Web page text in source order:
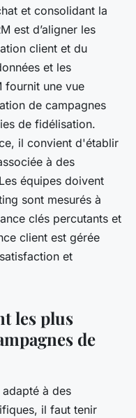
et consolidant la
est d’aligner les
client et du
et les
fournit une vue
de campagnes
de fidélisation.
il convient d'établir
à des
équipes doivent
sont mesurés à
clés percutants et
client est gérée
et
les plus
de
à des
il faut tenir